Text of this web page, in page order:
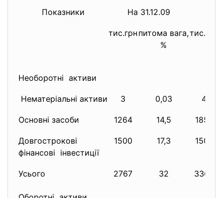
Показники На 31.12.09
тис.грн питома вага,
%
тис.грн
Необоротні активи
Нематеріальні активи 3 0,03 4
Основні засоби 1264 14,5 1859
Довгострокові
фінансові інвестиції
1500 17,3 1500
Усього 2767 32 3363